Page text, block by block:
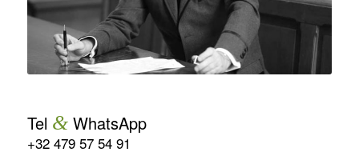
Tel &WhatsApp
+32 479 57 54 91